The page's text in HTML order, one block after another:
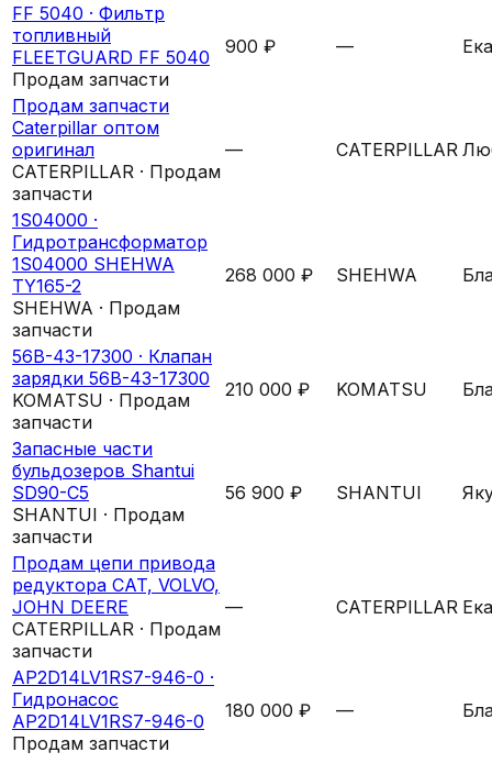
FF 5040 · Фильтр
топливный
FLEETGUARD FF 5040
Продам запчасти
900 ₽ —
Продам запчасти
Caterpillar оптом
оригинал
CATERPILLAR · Продам
запчасти
— CATERPILLAR
1S04000 ·
Гидротрансформатор
1S04000 SHEHWA
TY165-2
SHEHWA · Продам
запчасти
268 000 ₽ SHEHWA
56B-43-17300 · Клапан
зарядки 56B-43-17300
KOMATSU · Продам
запчасти
210 000 ₽ KOMATSU
Запасные части
бульдозеров Shantui
SD90-C5
SHANTUI · Продам
запчасти
56 900 ₽ SHANTUI
Продам цепи привода
редуктора CAT, VOLVO,
JOHN DEERE
CATERPILLAR · Продам
запчасти
— CATERPILLAR
AP2D14LV1RS7-946-0 ·
Гидронасос
AP2D14LV1RS7-946-0
Продам запчасти
180 000 ₽ —